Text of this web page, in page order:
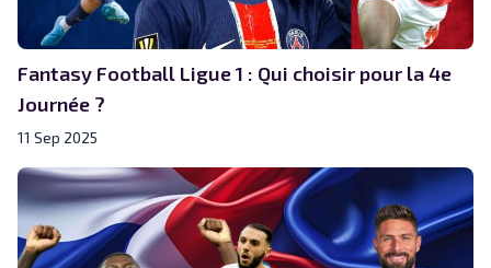
Fantasy Football Ligue 1 : Qui choisir pour la 4e
Journée ?
11 Sep 2025